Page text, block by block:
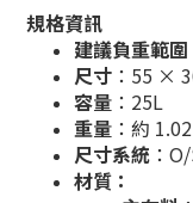
規格資訊
建議負重範圍
尺寸 ：55 ×
容量 ：25L
重量 ：約
尺寸系統 ：
材質：